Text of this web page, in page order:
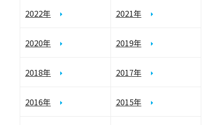
2022年 2021年
2020年 2019年
2018年 2017年
2016年 2015年